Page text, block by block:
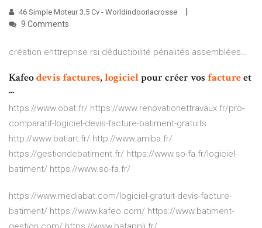
46 Simple Moteur 3.5 Cv - Worldindoorlacrosse
9 Comments
création enttreprise rsi déductibilité pénalités assemblées…
Kafeodevisfactures,logicielpour créer vos factureet
...
https://www.obat.fr/ https://www.renovationettravaux.fr/pro-
comparatif-logiciel-devis-facture-batiment-gratuits
http://www.batiart.fr/ http://www.amiba.fr/
https://gestiondebatiment.fr/ https://www.so-fa.fr/logiciel-
batiment/ https://www.so-fa.fr/
https://www.mediabat.com/logiciel-gratuit-devis-facture-
batiment/ https://www.kafeo.com/ https://www.batiment-